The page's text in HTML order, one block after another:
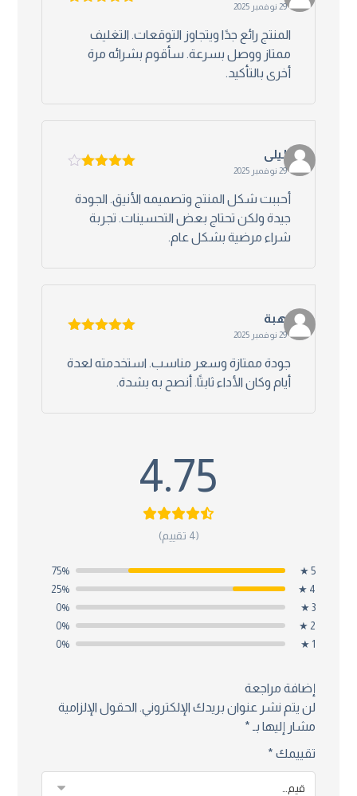
29 نوفمبر 2025
المنتج رائع جدًا ويتجاوز التوقعات. التغليف
ممتاز ووصل بسرعة. سأقوم بشرائه مرة
أخرى بالتأكيد.
4
ليلى
29 نوفمبر 2025
أحببت شكل المنتج وتصميمه الأنيق. الجودة
جيدة ولكن تحتاج بعض التحسينات. تجربة
شراء مرضية بشكل عام.
هبة
29 نوفمبر 2025
جودة ممتازة وسعر مناسب. استخدمته لعدة
أيام وكان الأداء ثابتًا. أنصح به بشدة.
4.75
(4 تقييم)
5 ★
75%
4 ★
25%
3 ★
0%
2 ★
0%
1 ★
0%
إضافة مراجعة
لن يتم نشر عنوان بريدك الإلكتروني. الحقول الإلزامية
مشار إليها بـ *
تقييمك *